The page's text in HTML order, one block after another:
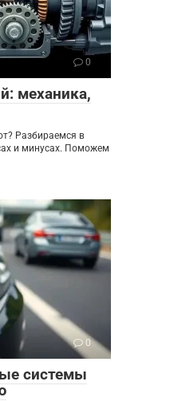
0
механика,
Разбираемся в
и минусах. Поможем
0
системы